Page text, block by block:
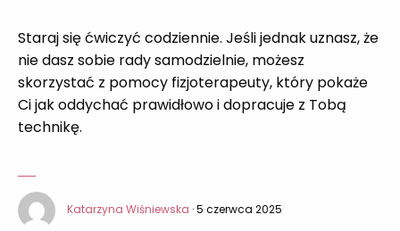
Staraj się ćwiczyć codziennie. Jeśli jednak uznasz, że
nie dasz sobie rady samodzielnie, możesz
skorzystać z pomocy fizjoterapeuty, który pokaże
Ci jak oddychać prawidłowo i dopracuje z Tobą
technikę.
Katarzyna Wiśniewska · 5 czerwca 2025